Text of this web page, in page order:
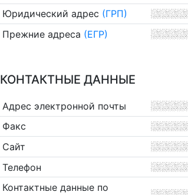
Юридический адрес (ГРП)
Прежние адреса (ЕГР)
КОНТАКТНЫЕ ДАННЫЕ
Адрес электронной почты
Факс
Сайт
Телефон
Контактные данные по